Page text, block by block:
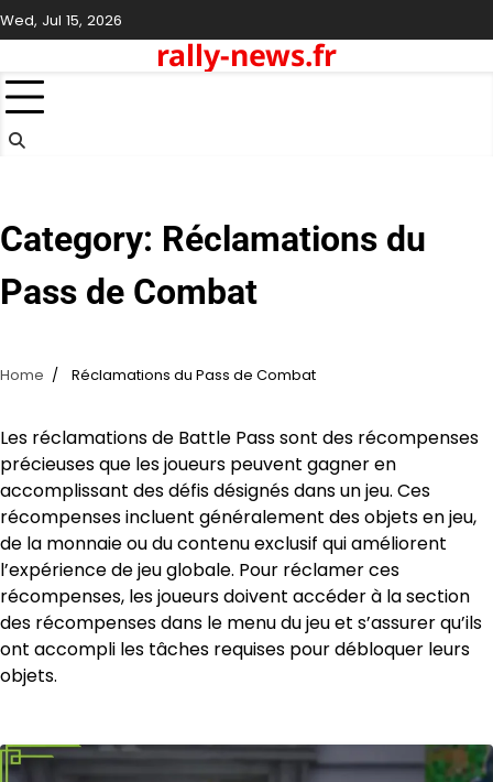
Skip
to
Wed, Jul 15, 2026
rally-news.fr
Category: Réclamations du
Pass de Combat
Home Réclamations du Pass de Combat
Les réclamations de Battle Pass sont des récompenses
précieuses que les joueurs peuvent gagner en
accomplissant des défis désignés dans un jeu. Ces
récompenses incluent généralement des objets en jeu,
de la monnaie ou du contenu exclusif qui améliorent
l’expérience de jeu globale. Pour réclamer ces
récompenses, les joueurs doivent accéder à la section
des récompenses dans le menu du jeu et s’assurer qu’ils
ont accompli les tâches requises pour débloquer leurs
objets.